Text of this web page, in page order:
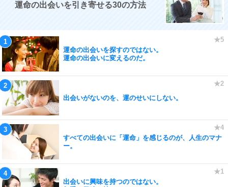
運命の出会いを引き寄せる30の方法
運命の出会いを探すのではない。
運命の出会いに変えるのだ。
出会いがないのを、運のせいにしない。
すべての出会いに「運命」を感じるのが、人生のマナ
ー。
出会いに興味を持つのではない。